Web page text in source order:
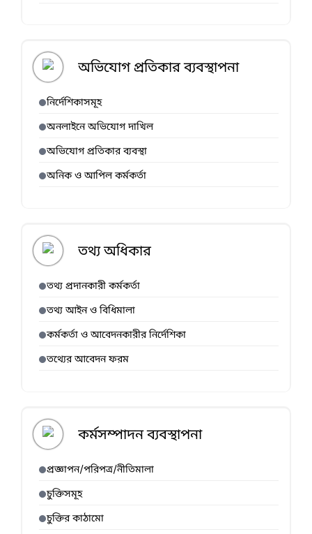
অভিযোগ প্রতিকার ব্যবস্থাপনা
নির্দেশিকাসমূহ
অনলাইনে অভিযোগ দাখিল
অভিযোগ প্রতিকার ব্যবস্থা
অনিক ও আপিল কর্মকর্তা
তথ্য অধিকার
তথ্য প্রদানকারী কর্মকর্তা
তথ্য আইন ও বিধিমালা
কর্মকর্তা ও আবেদনকারীর নির্দেশিকা
তথ্যের আবেদন ফরম
কর্মসম্পাদন ব্যবস্থাপনা
প্রজ্ঞাপন/পরিপত্র/নীতিমালা
চুক্তিসমূহ
চুক্তির কাঠামো